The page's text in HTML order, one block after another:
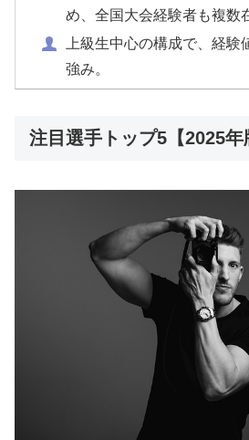
め、全国大会経験者も複数
上級生中心の構成で、経
強み。
注目選手トップ5【2025年